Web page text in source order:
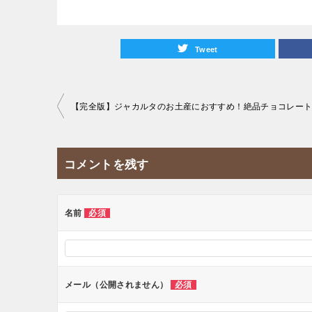
Tweet
投
ナ
ビ
ー
コメントを残す
名前 必須
メール（公開されません） 必須